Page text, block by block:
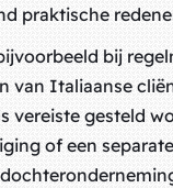
praktische
bij
van Italiaanse
vereiste gesteld
of een separate